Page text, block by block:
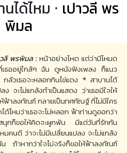
ได้ไหม · เปาวลี พร
พิมล
วลี พรพิมล :หน้าอย่างโหด แต่ว่ามีโหมด
ธออยู่ใกล้ๆ ฉัน ดูหนังฟังเพลง ก็แนว
ลัวเธอจะหลอกกินไข่แดง * สาบานได้
ง จะไม่แกล้งทำเป็นแสดง ว่าเธอมีใจให้
ห้ฟ้าลงทัณฑ์ กลายเป็นทศกัณฐ์ ที่ไม่มีใคร
ด้ไหมว่าเธอจะไม่หลอก ฟ้าท่านดูออกว่า
นุกก็ขอให้คิดจะผูกพัน มีแต่วันที่รักกัน
คนดี ว่าจะไม่มีเปลี่ยนแปลง จะไม่แกล้ง
น ถ้าหากว่าใจไม่จริงก็ขอให้ฟ้าลงทัณฑ์